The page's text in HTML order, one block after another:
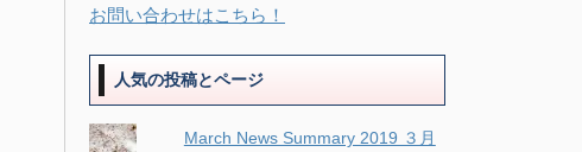
お問い合わせはこちら！
人気の投稿とページ
March News Summary 2019 ３月